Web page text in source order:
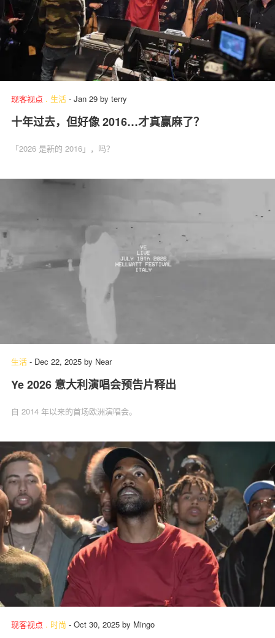
现客视点 . 生活 - Jan 29 by terry
十年过去，但好像 2016…才真赢麻了？
「2026 是新的 2016」，吗？
生活 - Dec 22, 2025 by Near
Ye 2026 意大利演唱会预告片释出
自 2014 年以来的首场欧洲演唱会。
现客视点 . 时尚 - Oct 30, 2025 by Mingo